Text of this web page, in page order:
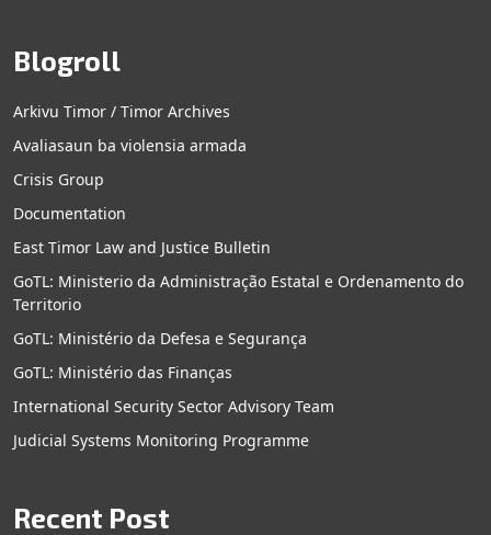
Blogroll
Arkivu Timor / Timor Archives
Avaliasaun ba violensia armada
Crisis Group
Documentation
East Timor Law and Justice Bulletin
GoTL: Ministerio da Administração Estatal e Ordenamento do
Territorio
GoTL: Ministério da Defesa e Segurança
GoTL: Ministério das Finanças
International Security Sector Advisory Team
Judicial Systems Monitoring Programme
Recent Post